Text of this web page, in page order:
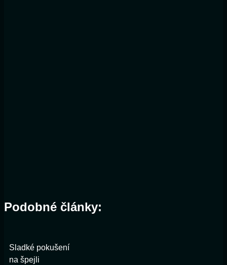
Podobné články:
Sladké pokušení
na špejli